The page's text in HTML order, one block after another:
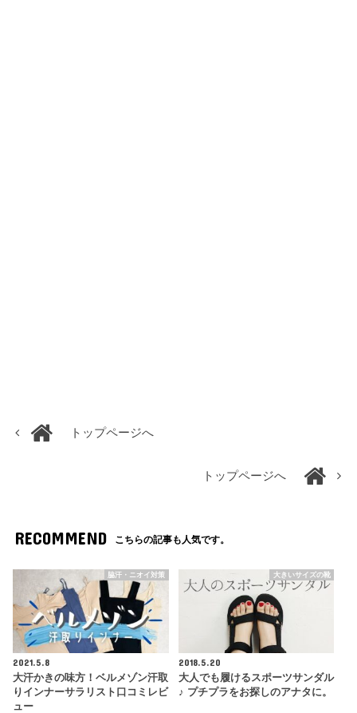
トップページへ
トップページへ
RECOMMEND こちらの記事も人気です。
脇汗・ニオイ対策
2021.5.8
大汗かきの味方！ベルメゾン汗取
りインナーサラリスト口コミレビ
ュー
大きいサイズの靴
2018.5.20
大人でも履けるスポーツサンダル
♪ プチプラをお探しのアナタに。